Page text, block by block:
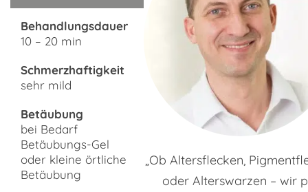
Behandlungsdauer
10 – 20 min
Schmerzhaftigkeit
sehr mild
Betäubung
bei Bedarf
Betäubungs-Gel
oder kleine örtliche
Betäubung
„Ob Altersflecken,
oder Alterswarzen – wir